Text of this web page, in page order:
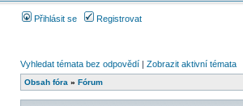
Přihlásit se Registrovat
Vyhledat témata bez odpovědí | Zobrazit aktivní témata
Obsah fóra » Fórum